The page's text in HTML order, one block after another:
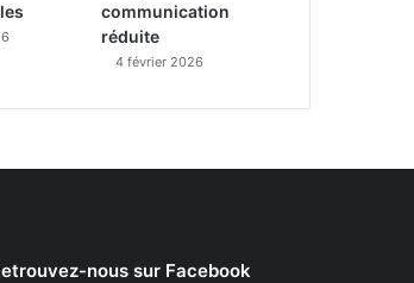
communication
réduite
4 février 2026
nous sur Facebook